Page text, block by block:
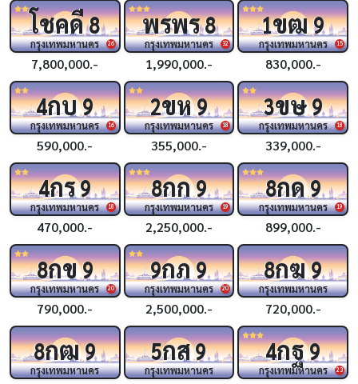
26
โชคดี8
กรุงเทพมหานคร
7,800,000.-
32
พรพร8
กรุงเทพมหานคร
1,990,000.-
15
1ขฒ9
กรุงเทพมหานคร
830,000.-
16
4กบ9
กรุงเทพมหานคร
590,000.-
18
2ขห9
กรุงเทพมหานคร
355,000.-
18
3ขษ9
กรุงเทพมหานคร
339,000.-
18
4กร9
กรุงเทพมหานคร
470,000.-
19
8กก9
กรุงเทพมหานคร
2,250,000.-
19
8กด9
กรุงเทพมหานคร
899,000.-
20
8กข9
กรุงเทพมหานคร
790,000.-
20
9กภ9
กรุงเทพมหานคร
2,500,000.-
8กฆ9
กรุงเทพมหานคร
720,000.-
8กฒ9
กรุงเทพมหานคร
5กส9
กรุงเทพมหานคร 23
4กฐ9
กรุงเทพมหานคร